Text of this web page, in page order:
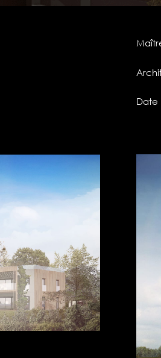
Date